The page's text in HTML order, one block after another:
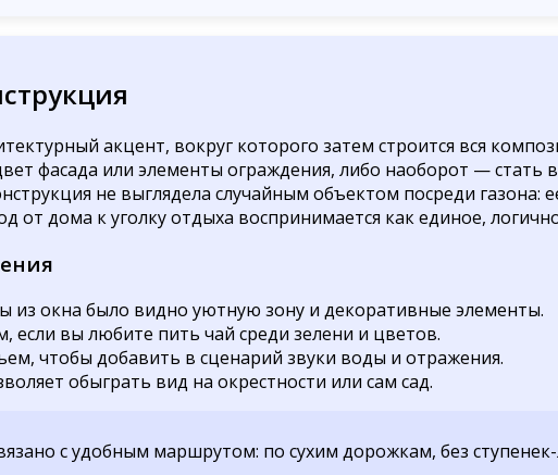
акцент, вокруг которого затем строится вся
фасада или элементы ограждения, либо наоборот —
не выглядела случайным объектом посреди
от дома к уголку отдыха воспринимается как единое,
из окна было видно уютную зону и декоративные элементы.
если вы любите пить чай среди зелени и цветов.
чтобы добавить в сценарий звуки воды и отражения.
обыграть вид на окрестности или сам сад.
с удобным маршрутом: по сухим дорожкам, без